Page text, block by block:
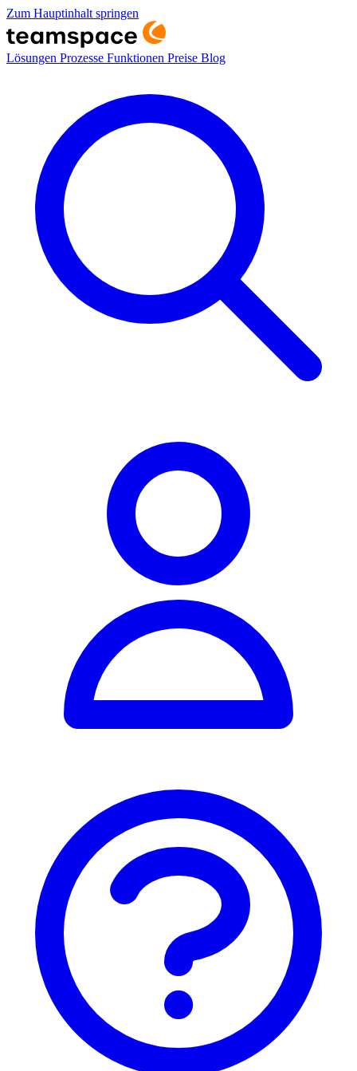
Zum Hauptinhalt springen
Lösungen Prozesse Funktionen Preise Blog